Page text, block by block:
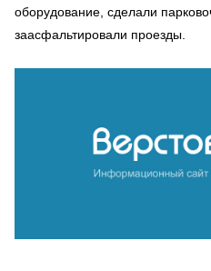
оборудование, сделали
заасфальтировали проезды.